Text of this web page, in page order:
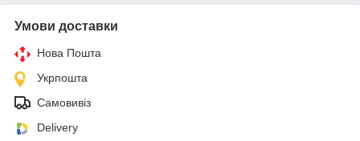
Умови доставки
Нова Пошта
Укрпошта
Самовивіз
Delivery